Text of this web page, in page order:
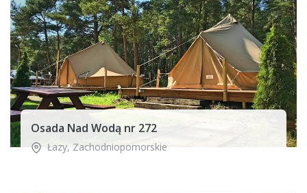
Osada Nad Wodą nr 272
Łazy,Zachodniopomorskie